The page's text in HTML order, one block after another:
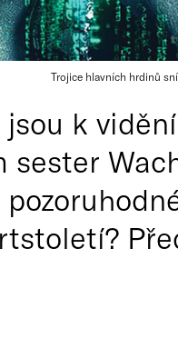
Trojice hlavních hrdinů
k
sester